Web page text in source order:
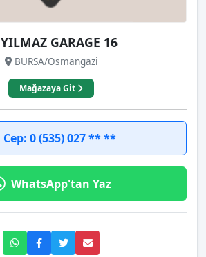
GARAGE 16
BURSA/Osmangazi
Mağazaya Git
Cep: 0 (535) 027 ** **
WhatsApp'tan Yaz